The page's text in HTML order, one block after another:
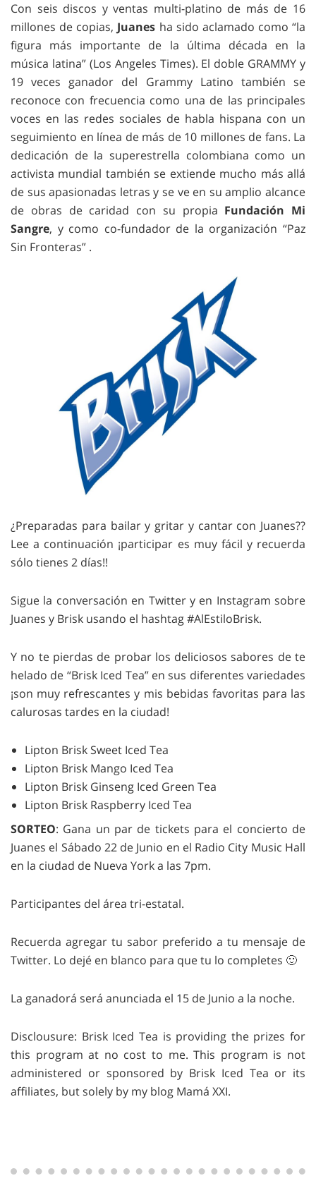
Con seis discos y ventas multi-platino de más de 16
millones de copias, Juanes ha sido aclamado como “la
figura más importante de la última década en la
música latina” (Los Angeles Times). El doble GRAMMY y
19 veces ganador del Grammy Latino también se
reconoce con frecuencia como una de las principales
voces en las redes sociales de habla hispana con un
seguimiento en línea de más de 10 millones de fans. La
dedicación de la superestrella colombiana como un
activista mundial también se extiende mucho más allá
de sus apasionadas letras y se ve en su amplio alcance
de obras de caridad con su propia Fundación Mi
Sangre, y como co-fundador de la organización “Paz
Sin Fronteras” .
¿Preparadas para bailar y gritar y cantar con Juanes??
Lee a continuación ¡participar es muy fácil y recuerda
sólo tienes 2 días!!
Sigue la conversación en Twitter y en Instagram sobre
Juanes y Brisk usando el hashtag #AlEstiloBrisk.
Y no te pierdas de probar los deliciosos sabores de te
helado de “Brisk Iced Tea” en sus diferentes variedades
¡son muy refrescantes y mis bebidas favoritas para las
calurosas tardes en la ciudad!
Lipton Brisk Sweet Iced Tea
Lipton Brisk Mango Iced Tea
Lipton Brisk Ginseng Iced Green Tea
Lipton Brisk Raspberry Iced Tea
SORTEO: Gana un par de tickets para el concierto de
Juanes el Sábado 22 de Junio en el Radio City Music Hall
en la ciudad de Nueva York a las 7pm.
Participantes del área tri-estatal.
Recuerda agregar tu sabor preferido a tu mensaje de
Twitter. Lo dejé en blanco para que tu lo completes 🙂
La ganadorá será anunciada el 15 de Junio a la noche.
Disclousure: Brisk Iced Tea is providing the prizes for
this program at no cost to me. This program is not
administered or sponsored by Brisk Iced Tea or its
affiliates, but solely by my blog Mamá XXI.